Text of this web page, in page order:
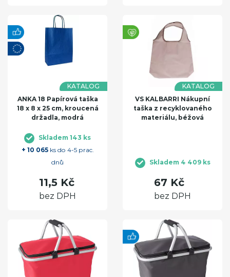
KATALOG
ANKA 18 Papírová taška
18 x 8 x 25 cm, kroucená
držadla, modrá
Skladem 143 ks
+ 10 065ks do 4-5 prac.
dnů
11,5 Kč
bez DPH
KATALOG
VS KALBARRI Nákupní
taška z recyklovaného
materiálu, béžová
Skladem 4 409 ks
67 Kč
bez DPH